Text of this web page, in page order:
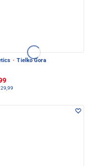
· Tielko Gora